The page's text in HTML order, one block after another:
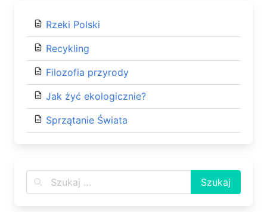
Rzeki Polski
Recykling
Filozofia przyrody
Jak żyć ekologicznie?
Sprzątanie Świata